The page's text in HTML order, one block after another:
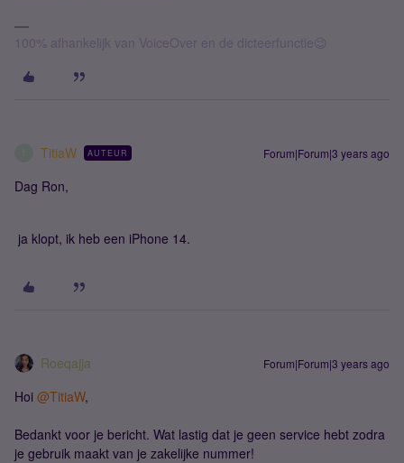
100% afhankelijk van VoiceOver en de dicteerfunctie😉
TitiaW AUTEUR Forum|Forum|3 years ago
Dag Ron,
ja klopt, ik heb een iPhone 14.
Roeqajja Forum|Forum|3 years ago
Hoi @TitiaW,
Bedankt voor je bericht. Wat lastig dat je geen service hebt zodra
je gebruik maakt van je zakelijke nummer!